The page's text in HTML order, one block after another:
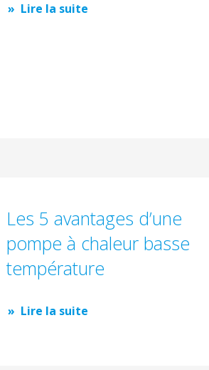
Lire la suite
Les 5 avantages d’une
pompe à chaleur basse
température
Lire la suite